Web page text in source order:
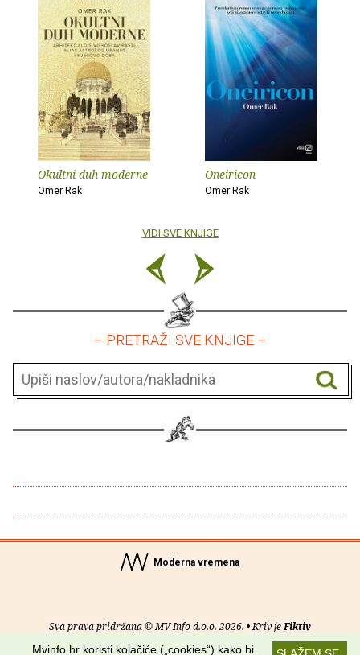
Okultni duh moderne
Omer Rak
Oneiricon
Omer Rak
VIDI SVE KNJIGE
– PRETRAŽI SVE KNJIGE –
Moderna vremena
Sva prava pridržana © MV Info d.o.o. 2026. • Kriv jeFiktiv
Mvinfo.hr koristi kolačiće („cookies“) kako bi